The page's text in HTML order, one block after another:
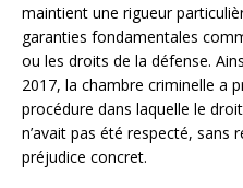
maintient une rigueur
garanties fondamentales
ou les droits de la défense.
2017, la chambre criminelle a
procédure dans laquelle le
n’avait pas été respecté, sans
préjudice concret.